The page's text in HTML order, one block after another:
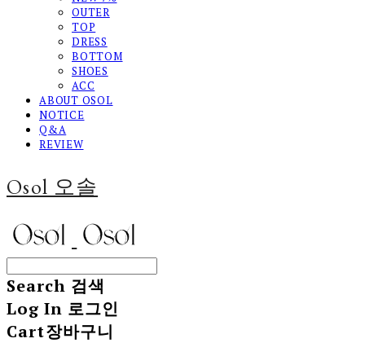
OUTER
TOP
DRESS
BOTTOM
SHOES
ACC
ABOUT OSOL
NOTICE
Q&A
REVIEW
Osol 오솔
Search 검색
Log In 로그인
Cart장바구니